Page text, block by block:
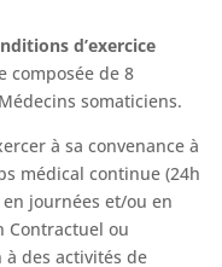
d’exercice
composée de 8
somaticiens.
à sa convenance à
médical continue (24h
journées et/ou en
Contractuel ou
des activités de